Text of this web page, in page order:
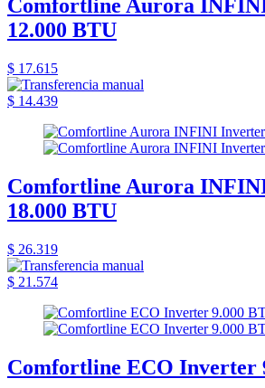
Comfortline Aurora
12.000 BTU
$ 17.615
$ 14.439
Comfortline Aurora
18.000 BTU
$ 26.319
$ 21.574
Comfortline ECO Inverter